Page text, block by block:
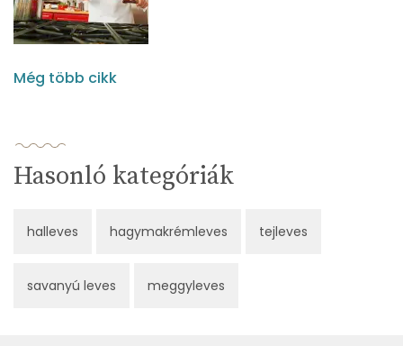
Még több cikk
Hasonló kategóriák
halleves hagymakrémleves tejleves
savanyú leves meggyleves